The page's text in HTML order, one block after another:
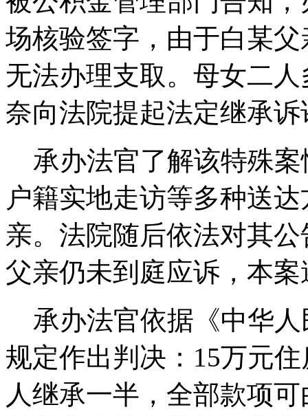
场核验签字，由于白某
无法办理支取。母女二
奈向法院提起法定继承诉
承办法官了解该特殊案
户籍实地走访等多种送
亲。法院随后依法对其
父亲仍未到庭应诉，本
承办法官依据《中华人
规定作出判决：15万元
人继承一半，全部款项